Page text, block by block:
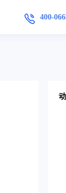
在
展
教
400-